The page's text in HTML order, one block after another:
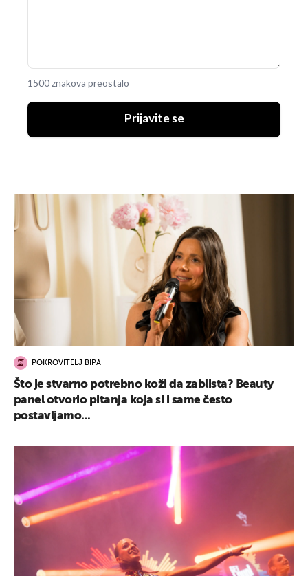
1500 znakova preostalo
Prijavite se
POKROVITELJ BIPA
Što je stvarno potrebno koži da zablista? Beauty
panel otvorio pitanja koja si i same često
postavljamo...